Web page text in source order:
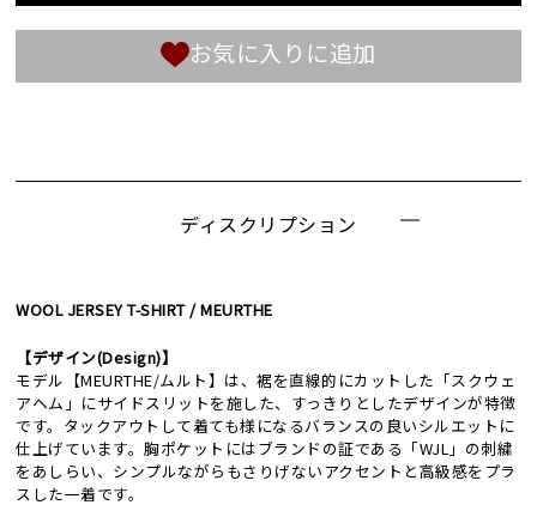
お気に入りに追加
ディスクリプション
WOOL JERSEY T-SHIRT / MEURTHE
【デザイン(Design)】
モデル【MEURTHE/ムルト】は、裾を直線的にカットした「スクウェ
アヘム」にサイドスリットを施した、すっきりとしたデザインが特徴
です。タックアウトして着ても様になるバランスの良いシルエットに
仕上げています。胸ポケットにはブランドの証である「WJL」の刺繍
をあしらい、シンプルながらもさりげないアクセントと高級感をプラ
スした一着です。